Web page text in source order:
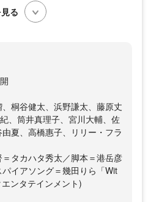
る
桐谷健太、浜野謙太、藤原丈
、筒井真理子、宮川大輔、佐
夏、高橋惠子、リリー・フラ
タカハタ秀太／脚本＝港岳彦
イアソング＝幾田りら「Wit
ンタテインメント)